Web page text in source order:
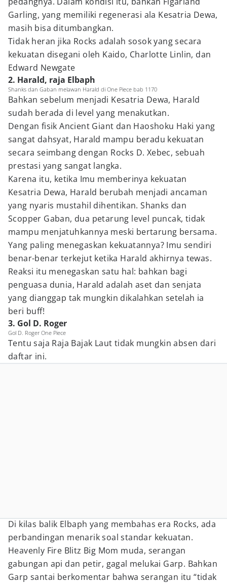
Garling, yang memiliki regenerasi ala Kesatria Dewa,
masih bisa ditumbangkan.
Tidak heran jika Rocks adalah sosok yang secara
kekuatan disegani oleh Kaido, Charlotte Linlin, dan
Edward Newgate
2. Harald, raja Elbaph
Shanks dan Gaban melawan Harald di One Piece bab 1170
Bahkan sebelum menjadi Kesatria Dewa, Harald
sudah berada di level yang menakutkan.
Dengan fisik Ancient Giant dan Haoshoku Haki yang
sangat dahsyat, Harald mampu beradu kekuatan
secara seimbang dengan Rocks D. Xebec, sebuah
prestasi yang sangat langka.
Karena itu, ketika Imu memberinya kekuatan
Kesatria Dewa, Harald berubah menjadi ancaman
yang nyaris mustahil dihentikan. Shanks dan
Scopper Gaban, dua petarung level puncak, tidak
mampu menjatuhkannya meski bertarung bersama.
Yang paling menegaskan kekuatannya? Imu sendiri
benar-benar terkejut ketika Harald akhirnya tewas.
Reaksi itu menegaskan satu hal: bahkan bagi
penguasa dunia, Harald adalah aset dan senjata
yang dianggap tak mungkin dikalahkan setelah ia
beri buff!
3. Gol D. Roger
Gol D. Roger One Piece
Tentu saja Raja Bajak Laut tidak mungkin absen dari
daftar ini.
Di kilas balik Elbaph yang membahas era Rocks, ada
perbandingan menarik soal standar kekuatan.
Heavenly Fire Blitz Big Mom muda, serangan
gabungan api dan petir, gagal melukai Garp. Bahkan
Garp santai berkomentar bahwa serangan itu “tidak